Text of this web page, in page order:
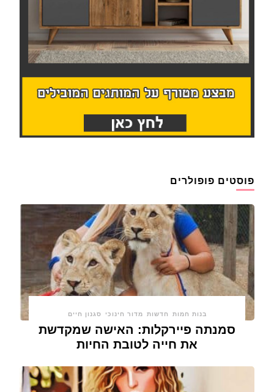
פוסטים פופולרים
בנות חמות חדשות מדור חינוכי סגנון חיים
סמנתה פיירקלות: האישה שמקדשת
את חייה לטובת החיות